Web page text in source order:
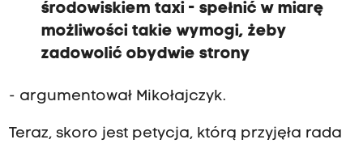
środowiskiem taxi - spełnić w miarę
możliwości takie wymogi, żeby
zadowolić obydwie strony
- argumentował Mikołajczyk.
Teraz, skoro jest petycja, którą przyjęła rada